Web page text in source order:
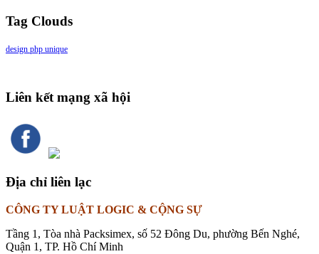
Tag Clouds
design php unique
Liên kết mạng xã hội
Địa chỉ liên lạc
CÔNG TY LUẬT LOGIC & CỘNG SỰ
Tầng 1, Tòa nhà Packsimex, số 52 Đông Du, phường Bến Nghé,
Quận 1, TP. Hồ Chí Minh